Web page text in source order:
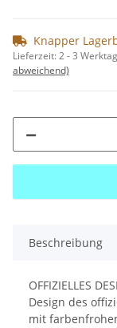
Knapper
Lieferzeit:2 - 3
abweichend)
Beschreibung
OFFIZIELLES
Design des
mit